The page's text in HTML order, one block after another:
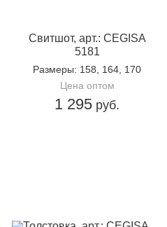
Свитшот, арт.: CEGISA
5181
Размеры: 158, 164, 170
Цена оптом
1 295 руб.